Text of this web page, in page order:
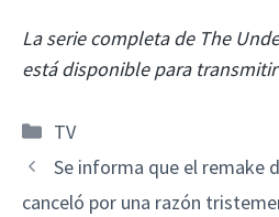
La serie completa de The
está disponible para transmitir
Categorías
TV
Se informa que el remake
canceló por una razón